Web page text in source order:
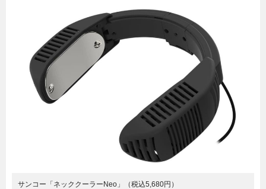
サンコー「ネッククーラーNeo」（税込5,680円）